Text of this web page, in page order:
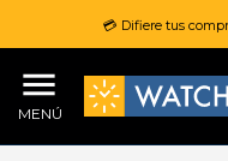
💳 Difiere tus
MENÚ